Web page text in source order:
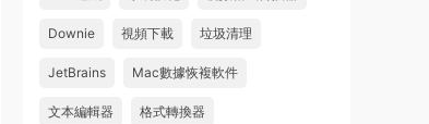
u604731536624 • 2026-07-15
中文破解版
Downie 視頻下載 垃圾清理
JetBrains Mac數據恢複軟件
文本編輯器 格式轉換器